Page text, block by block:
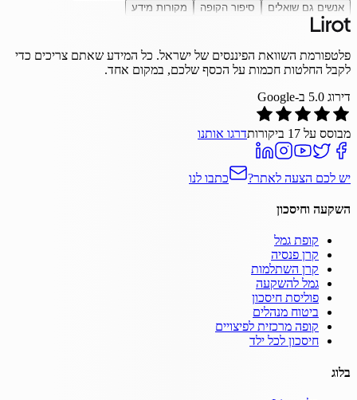
אנשים גם שואלים
סיפור הקופה מקורות מידע
פלטפורמת השוואת הפיננסים של ישראל. כל המידע שאתם צריכים כדי
לקבל החלטות חכמות על הכסף שלכם, במקום אחד.
דירוג 5.0 ב-Google
מבוסס על 17 ביקורותדרגו אותנו
יש לכם הצעה לאתר? כתבו לנו
השקעה וחיסכון
קופת גמל
קרן פנסיה
קרן השתלמות
גמל להשקעה
פוליסת חיסכון
ביטוח מנהלים
קופה מרכזית לפיצויים
חיסכון לכל ילד
בלוג